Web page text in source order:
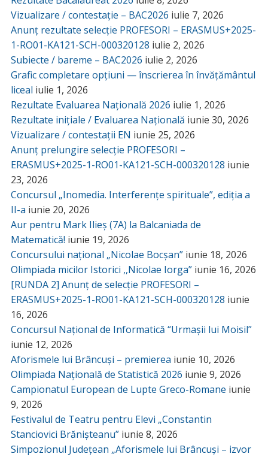
Vizualizare / contestație – BAC2026 iulie 7, 2026
Anunț rezultate selecție PROFESORI – ERASMUS+2025-
1-RO01-KA121-SCH-000320128 iulie 2, 2026
Subiecte / bareme – BAC2026 iulie 2, 2026
Grafic completare opțiuni — înscrierea în învățământul
liceal iulie 1, 2026
Rezultate Evaluarea Națională 2026 iulie 1, 2026
Rezultate inițiale / Evaluarea Națională iunie 30, 2026
Vizualizare / contestații EN iunie 25, 2026
Anunț prelungire selecție PROFESORI –
ERASMUS+2025-1-RO01-KA121-SCH-000320128 iunie
23, 2026
Concursul „Inomedia. Interferențe spirituale”, ediția a
II-a iunie 20, 2026
Aur pentru Mark Ilieș (7A) la Balcaniada de
Matematică! iunie 19, 2026
Concursului național „Nicolae Bocșan” iunie 18, 2026
Olimpiada micilor Istorici ,,Nicolae Iorga” iunie 16, 2026
[RUNDA 2] Anunț de selecție PROFESORI –
ERASMUS+2025-1-RO01-KA121-SCH-000320128 iunie
16, 2026
Concursul Național de Informatică “Urmașii lui Moisil”
iunie 12, 2026
Aforismele lui Brâncuși – premierea iunie 10, 2026
Olimpiada Națională de Statistică 2026 iunie 9, 2026
Campionatul European de Lupte Greco-Romane iunie
9, 2026
Festivalul de Teatru pentru Elevi „Constantin
Stanciovici Brănișteanu” iunie 8, 2026
Simpozionul Județean „Aforismele lui Brâncuși – izvor